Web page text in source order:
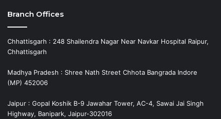
Branch Offices
Chhattisgarh : 248 Shailendra Nagar Near Navkar Hospital Raipur,
Chhattisgarh
Madhya Pradesh : Shree Nath Street Chhota Bangrada Indore
(MP) 452006
Jaipur : Gopal Koshik B-9 Jawahar Tower, AC-4, Sawai Jai Singh
Highway, Banipark, Jaipur-302016